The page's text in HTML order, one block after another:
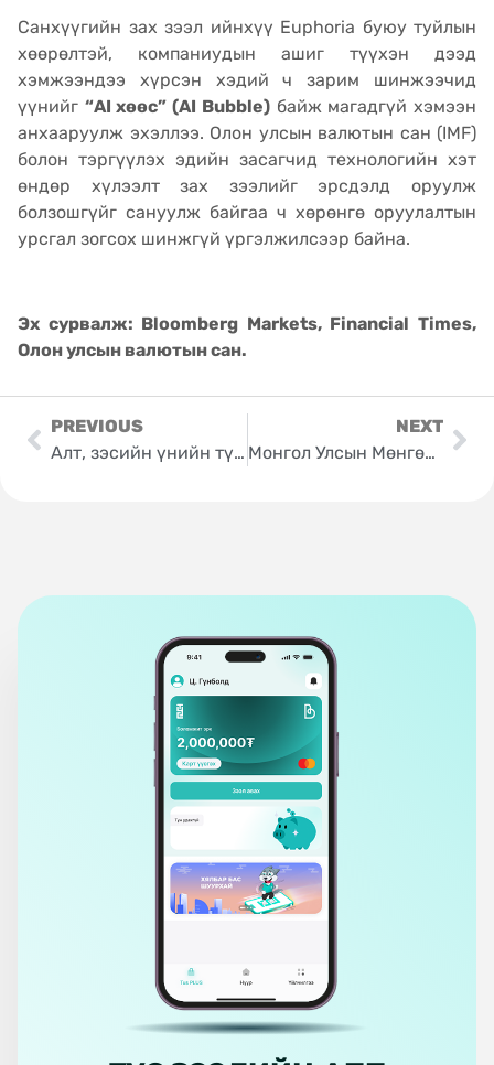
Санхүүгийн зах зээл ийнхүү Euphoria буюу туйлын
хөөрөлтэй, компаниудын ашиг түүхэн дээд
хэмжээндээ хүрсэн хэдий ч зарим шинжээчид
үүнийг “AI хөөс” (AI Bubble)байж магадгүй хэмээн
анхааруулж эхэллээ. Олон улсын валютын сан (IMF)
болон тэргүүлэх эдийн засагчид технологийн хэт
өндөр хүлээлт зах зээлийг эрсдэлд оруулж
болзошгүйг сануулж байгаа ч хөрөнгө оруулалтын
урсгал зогсох шинжгүй үргэлжилсээр байна.
Эх сурвалж: Bloomberg Markets, Financial Times,
Олон улсын валютын сан.
PREVIOUS
Алт, зэсийн үнийн түүхэн өсөлт ба Төв банкны шинэ алхам: Монголын санхүүгийн зах зээлийн халуун тойм
NEXT
Монгол Улсын Мөнгөн тэмдэгтийн түүх